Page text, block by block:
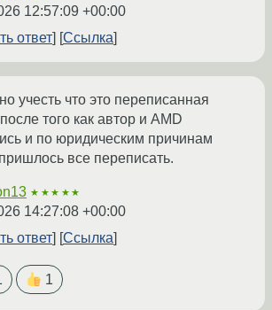
12:57:09 +00:00
ответ
Ссылка
учесть что это переписанная
того как автор и AMD
и по юридическим причинам
все переписать.
★★★★★
14:27:08 +00:00
ответ
Ссылка
1